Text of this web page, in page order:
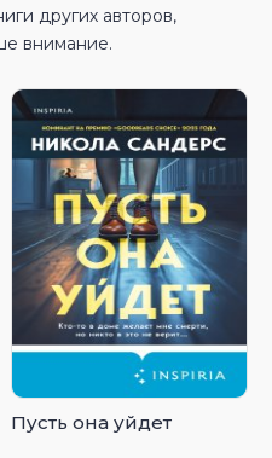
других авторов,
внимание.
Пусть она уйдет